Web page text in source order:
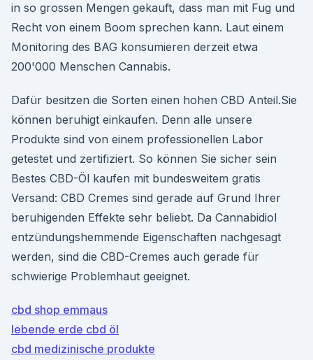
in so grossen Mengen gekauft, dass man mit Fug und
Recht von einem Boom sprechen kann. Laut einem
Monitoring des BAG konsumieren derzeit etwa
200'000 Menschen Cannabis.
Dafür besitzen die Sorten einen hohen CBD Anteil.Sie
können beruhigt einkaufen. Denn alle unsere
Produkte sind von einem professionellen Labor
getestet und zertifiziert. So können Sie sicher sein
Bestes CBD-Öl kaufen mit bundesweitem gratis
Versand: CBD Cremes sind gerade auf Grund Ihrer
beruhigenden Effekte sehr beliebt. Da Cannabidiol
entzündungshemmende Eigenschaften nachgesagt
werden, sind die CBD-Cremes auch gerade für
schwierige Problemhaut geeignet.
cbd shop emmaus
lebende erde cbd öl
cbd medizinische produkte